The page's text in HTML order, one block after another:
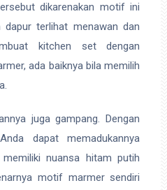
dikarenakan motif ini
terlihat menawan dan
kitchen set dengan
ada baiknya bila memilih
juga gampang. Dengan
dapat memadukannya
nuansa hitam putih
motif marmer sendiri